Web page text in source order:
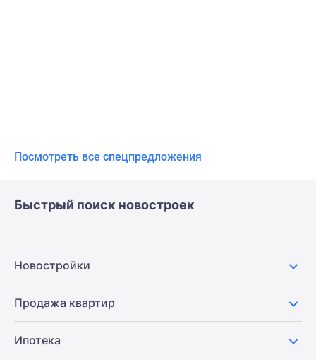
Посмотреть все спецпредложения
Быстрый поиск новостроек
Новостройки
Продажа квартир
Ипотека